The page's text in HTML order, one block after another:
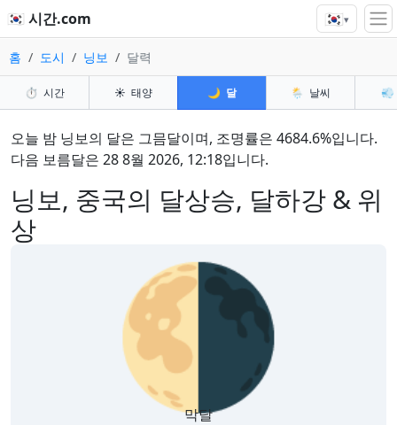
🇰🇷 시간.com 🇰🇷▾
홈 도시 닝보 달력
⏱️ 시간 ☀️ 태양 🌙 달 🌦️ 날씨 💨
닝보, 중국의 달상승, 달하강 & 위
상
오늘 밤 닝보의 달은 그믐달이며, 조명률은 4684.6%입니다.
다음 보름달은 28 8월 2026, 12:18입니다.
🌗
막달